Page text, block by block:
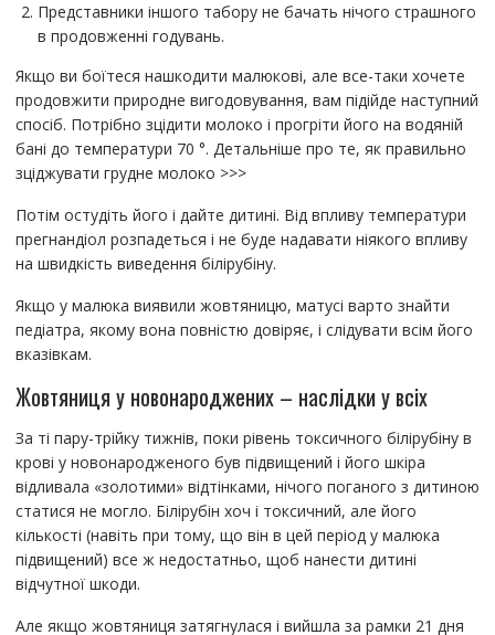
Представники іншого табору не бачать нічого страшного
в продовженні годувань.
Якщо ви боїтеся нашкодити малюкові, але все-таки хочете
продовжити природне вигодовування, вам підійде наступний
спосіб. Потрібно зцідити молоко і прогріти його на водяній
бані до температури 70 °. Детальніше про те, як правильно
зціджувати грудне молоко >>>
Потім остудіть його і дайте дитині. Від впливу температури
прегнандіол розпадеться і не буде надавати ніякого впливу
на швидкість виведення білірубіну.
Якщо у малюка виявили жовтяницю, матусі варто знайти
педіатра, якому вона повністю довіряє, і слідувати всім його
вказівкам.
Жовтяниця у новонароджених – наслідки у всіх
За ті пару-трійку тижнів, поки рівень токсичного білірубіну в
крові у новонародженого був підвищений і його шкіра
відливала «золотими» відтінками, нічого поганого з дитиною
статися не могло. Білірубін хоч і токсичний, але його
кількості (навіть при тому, що він в цей період у малюка
підвищений) все ж недостатньо, щоб нанести дитині
відчутної шкоди.
Але якщо жовтяниця затягнулася і вийшла за рамки 21 дня